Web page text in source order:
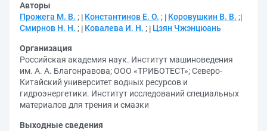
Авторы
Прожега М. В. ; Константинов Е. О. ; Коровушкин В. В. ;
Смирнов Н. Н. ; Ковалева И. Н. ; Цзян Чжэнцюань
Организация
Российская академия наук. Институт машиноведения
им. А. А. Благонравова;ООО «ТРИБОТЕСТ»;Северо-
Китайский университет водных ресурсов и
гидроэнергетики. Институт исследований специальных
материалов для трения и смазки
Выходные сведения